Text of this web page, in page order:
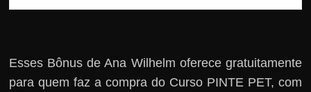
Esses Bônus de Ana Wilhelm oferece gratuitamente
para quem faz a compra do Curso PINTE PET, com